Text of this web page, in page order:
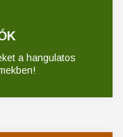
a hangulatos